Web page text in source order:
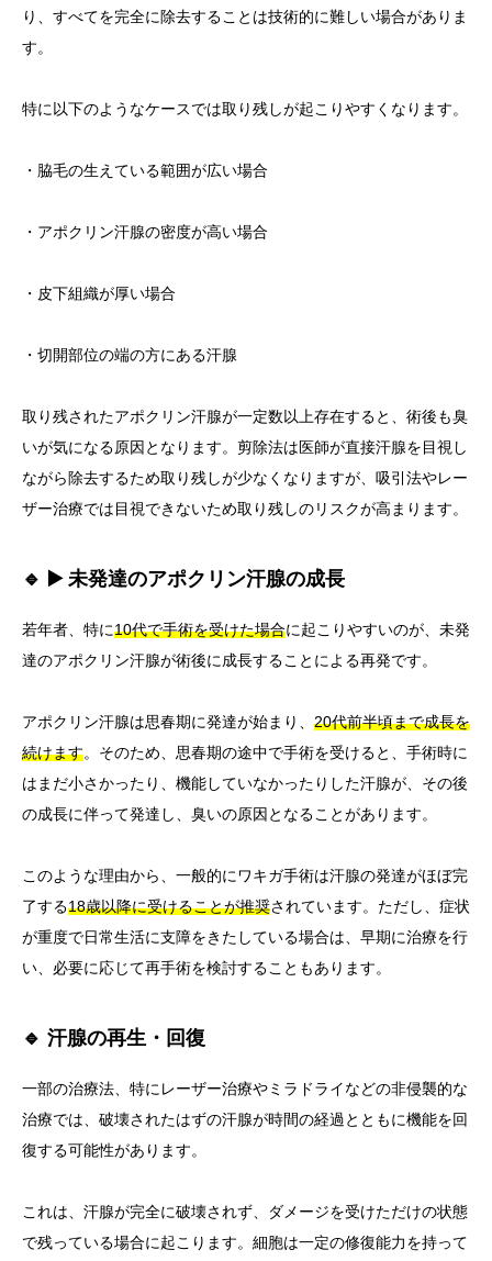
り、すべてを完全に除去することは技術的に難しい場合がありま
す。
特に以下のようなケースでは取り残しが起こりやすくなります。
・脇毛の生えている範囲が広い場合
・アポクリン汗腺の密度が高い場合
・皮下組織が厚い場合
・切開部位の端の方にある汗腺
取り残されたアポクリン汗腺が一定数以上存在すると、術後も臭
いが気になる原因となります。剪除法は医師が直接汗腺を目視し
ながら除去するため取り残しが少なくなりますが、吸引法やレー
ザー治療では目視できないため取り残しのリスクが高まります。
🔹 ▶️ 未発達のアポクリン汗腺の成長
若年者、特に10代で手術を受けた場合に起こりやすいのが、未発
達のアポクリン汗腺が術後に成長することによる再発です。
アポクリン汗腺は思春期に発達が始まり、 20代前半頃まで成長を
続けます。そのため、思春期の途中で手術を受けると、手術時に
はまだ小さかったり、機能していなかったりした汗腺が、その後
の成長に伴って発達し、臭いの原因となることがあります。
このような理由から、一般的にワキガ手術は汗腺の発達がほぼ完
了する18歳以降に受けることが推奨されています。ただし、症状
が重度で日常生活に支障をきたしている場合は、早期に治療を行
い、必要に応じて再手術を検討することもあります。
🔹 汗腺の再生・回復
一部の治療法、特にレーザー治療やミラドライなどの非侵襲的な
治療では、破壊されたはずの汗腺が時間の経過とともに機能を回
復する可能性があります。
これは、汗腺が完全に破壊されず、ダメージを受けただけの状態
で残っている場合に起こります。細胞は一定の修復能力を持って